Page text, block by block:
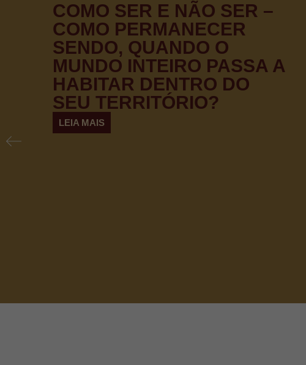
COMO SER E NÃO SER –
COMO PERMANECER
SENDO, QUANDO O
MUNDO INTEIRO PASSA A
HABITAR DENTRO DO
SEU TERRITÓRIO?
LEIA MAIS